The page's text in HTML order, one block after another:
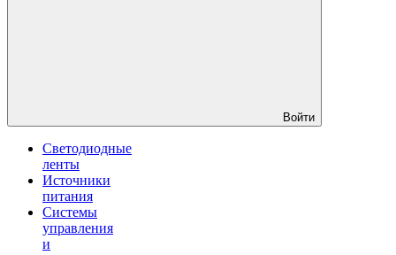
Войти
Светодиодные
ленты
Источники
питания
Системы
управления
и